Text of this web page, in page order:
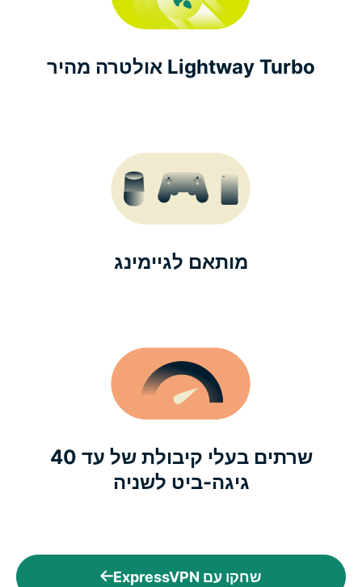
Lightway Turbo אולטרה מהיר
מותאם לגיימינג
שרתים בעלי קיבולת של עד 40
גיגה-ביט לשניה
שחקו עם ExpressVPN